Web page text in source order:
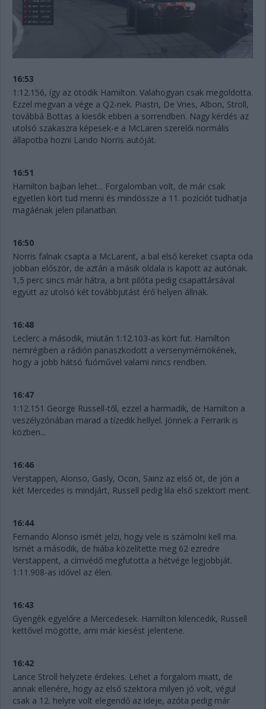
16:53
1:12.156, így az ötödik Hamilton. Valahogyan csak megoldotta.
Ezzel megvan a vége a Q2-nek. Piastri, De Vries, Albon, Stroll,
továbbá Bottas a kiesők ebben a sorrendben. Nagy kérdés az
utolsó szakaszra képesek-e a McLaren szerelői normális
állapotba hozni Lando Norris autóját.
16:51
Hamilton bajban lehet... Forgalomban volt, de már csak
egyetlen kört tud menni és mindössze a 11. pozíciót tudhatja
magáénak jelen pilanatban.
16:50
Norris falnak csapta a McLarent, a bal első kereket csapta oda
jobban először, de aztán a másik oldala is kapott az autónak.
1,5 perc sincs már hátra, a brit pilóta pedig csapattársával
együtt az utolsó két továbbjutást érő helyen állnak.
16:48
Leclerc a második, miután 1:12.103-as kört fut. Hamilton
nemrégiben a rádión panaszkodott a versenymérnökének,
hogy a jobb hátsó fuóművel valami nincs rendben.
16:47
1:12.151 George Russell-től, ezzel a harmadik, de Hamilton a
veszélyzónában marad a tízedik hellyel. Jönnek a Ferrarik is
közben...
16:46
Verstappen, Alonso, Gasly, Ocon, Sainz az első öt, de jön a
két Mercedes is mindjárt, Russell pedig lila első szektort ment.
16:44
Fernando Alonso ismét jelzi, hogy vele is számolni kell ma.
Ismét a második, de hiába közelítette meg 62 ezredre
Verstappent, a címvédő megfutotta a hétvége legjobbját.
1:11.908-as idővel az élen.
16:43
Gyengék egyelőre a Mercedesek. Hamilton kilencedik, Russell
kettővel mögötte, ami már kiesést jelentene.
16:42
Lance Stroll helyzete érdekes. Lehet a forgalom miatt, de
annak ellenére, hogy az első szektora milyen jó volt, végül
csak a 12. helyre volt elegendő az ideje, azóta pedig már